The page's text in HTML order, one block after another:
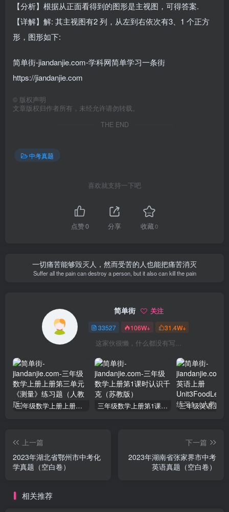
【分析】根据从正面看得到的图形是主视图，可得答案.
【详解】解: 其主视图有2 列，从左到右依次有3、1 个正方
形，图形如下:
简单街-jiandanjie.com-学科网简单学习一条街
https://jiandanjie.com
© 版权声明
文章版权归作者所有，未经允许请勿转载。
THE END
中考真题
喜欢就支持一下吧
点赞0 分享 收藏0
一切痛苦能够毁灭人，然而受苦的人也能把痛苦消灭
Suffer all the pain can destroy a person, but it also can kill the pain
简单街 关注
33527 106W+ 31.4W+
这家伙很懒，什么都没有写...
三年级数学上册上册第三单元《测量》练习题（人教版） 三年级数学上册第1课时认识千克（苏教版）
上一篇
2023年湖北省鄂州市中考化
学真题（空白卷）
下一篇
2023年湖南省张家界市中考
英语真题（空白卷）
相关推荐